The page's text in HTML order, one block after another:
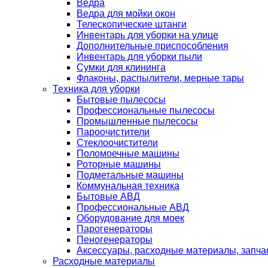
Ведра
Ведра для мойки окон
Телескопические штанги
Инвентарь для уборки на улице
Дополнительные приспособления
Инвентарь для уборки пыли
Сумки для клининга
Флаконы, распылители, мерные тары
Техника для уборки
Бытовые пылесосы
Профессиональные пылесосы
Промышленные пылесосы
Пароочистители
Стеклоочистители
Поломоечные машины
Роторные машины
Подметальные машины
Коммунальная техника
Бытовые АВД
Профессиональные АВД
Оборудование для моек
Парогенераторы
Пеногенераторы
Аксессуары, расходные материалы,
Расходные материалы